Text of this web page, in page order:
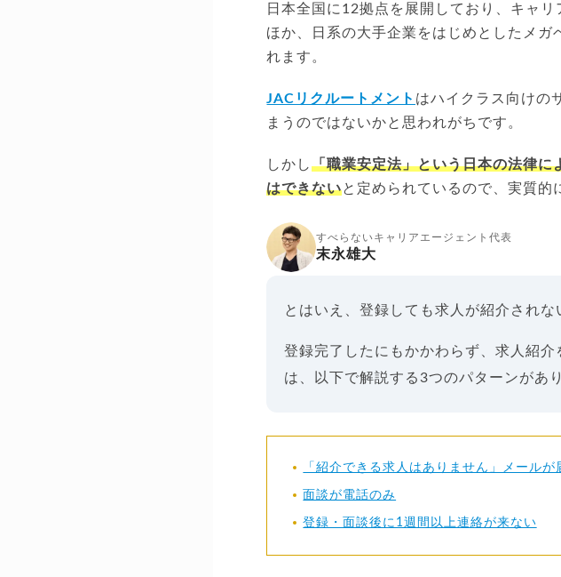
日本全国に12拠点を展開しており、キャ
ほか、日系の大手企業をはじめとしたメガ
れます。
JACリクルートメント はハイクラス向けの
まうのではないかと思われがちです。
しかし「職業安定法」という日本の法律に
はできないと定められているので、実質的
すべらないキャリアエージェント代表
末永雄大
とはいえ、登録しても求人が紹介されな
登録完了したにもかかわらず、求人紹
は、以下で解説する3つのパターンがあ
「紹介できる求人はありません」メールが
面談が電話のみ
登録・面談後に1週間以上連絡が来ない